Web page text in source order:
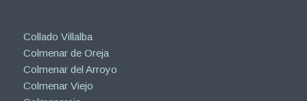
Collado Villalba
Colmenar de Oreja
Colmenar del Arroyo
Colmenar Viejo